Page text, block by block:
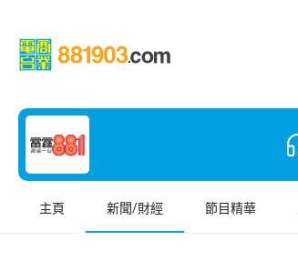
主頁 新聞/財經 節目精華